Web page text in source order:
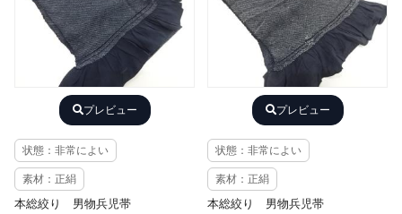
プレビュー
状態：非常によい
素材：正絹
本総絞り 男物兵児帯
プレビュー
状態：非常によい
素材：正絹
本総絞り 男物兵児帯